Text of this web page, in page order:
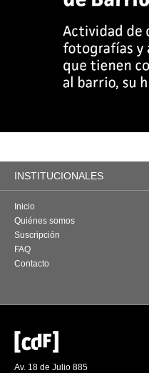
INSTITUCIONALES
Inicio
Quiénes somos
Suscripción
FAQ
Contacto
Av. 18 de Julio 885